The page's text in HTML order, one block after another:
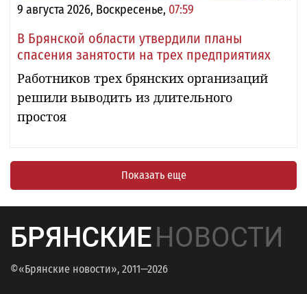
9 августа 2026, Воскресенье, 07:59
В Брянской области утвердили планы
спасения занятости на трех предприятиях
Работников трех брянских организаций
решили выводить из длительного
простоя
Показать еще
БРЯНСКИЕНОВОСТИ
©«Брянские новости», 2011—2026